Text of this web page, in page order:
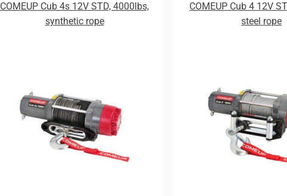
COMEUP Cub 4s 12V STD, 4000lbs,
synthetic rope
COMEUP Cub 4 12V
steel rope